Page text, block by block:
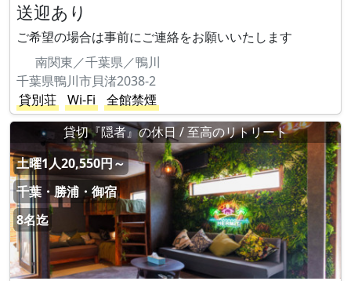
送迎あり
ご希望の場合は事前にご連絡をお願いいたします
南関東／千葉県／鴨川
千葉県鴨川市貝渚2038-2
貸別荘
Wi-Fi
全館禁煙
貸切『隠者』の休日 / 至高のリトリート
土曜1人20,550円～
千葉・勝浦・御宿
8名迄